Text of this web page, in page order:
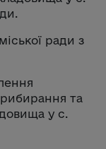
ради з
та
у с.